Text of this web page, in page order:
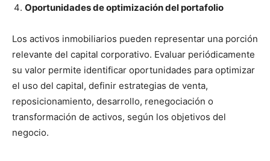
Oportunidades de optimización del portafolio
Los activos inmobiliarios pueden representar una porción
relevante del capital corporativo. Evaluar periódicamente
su valor permite identificar oportunidades para optimizar
el uso del capital, definir estrategias de venta,
reposicionamiento, desarrollo, renegociación o
transformación de activos, según los objetivos del
negocio.